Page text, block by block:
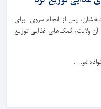
پس از انجام سروی، برای
آن ولایت، کمک‌های غذایی توزیع
دو. . .